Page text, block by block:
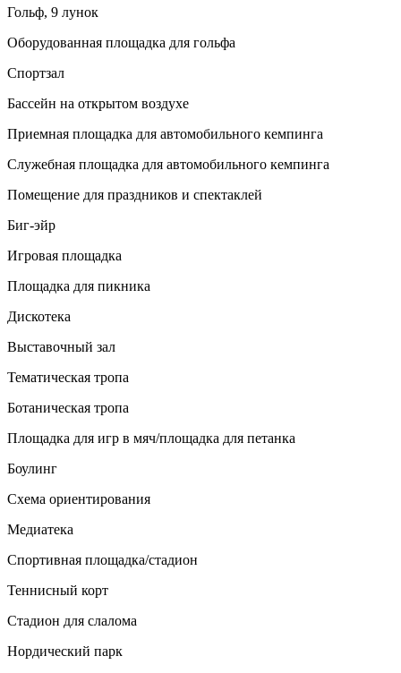
Гольф, 9 лунок
Оборудованная площадка для гольфа
Спортзал
Бассейн на открытом воздухе
Приемная площадка для автомобильного кемпинга
Служебная площадка для автомобильного кемпинга
Помещение для праздников и спектаклей
Биг-эйр
Игровая площадка
Площадка для пикника
Дискотека
Выставочный зал
Тематическая тропа
Ботаническая тропа
Площадка для игр в мяч/площадка для петанка
Боулинг
Схема ориентирования
Медиатека
Спортивная площадка/стадион
Теннисный корт
Стадион для слалома
Нордический парк